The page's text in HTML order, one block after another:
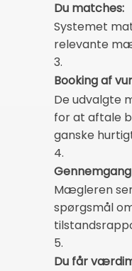
Du matches:
Systemet
relevante
3.
Booking af
De udvalgte
for at aftale
ganske
4.
Mægleren
spørgsmål
5.
Du får